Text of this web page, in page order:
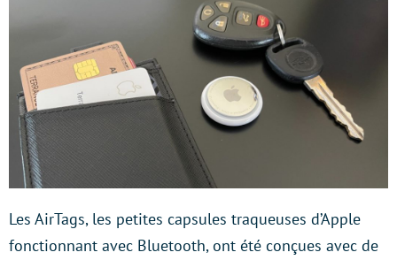
Les AirTags, les petites capsules traqueuses d’Apple
fonctionnant avec Bluetooth, ont été conçues avec de